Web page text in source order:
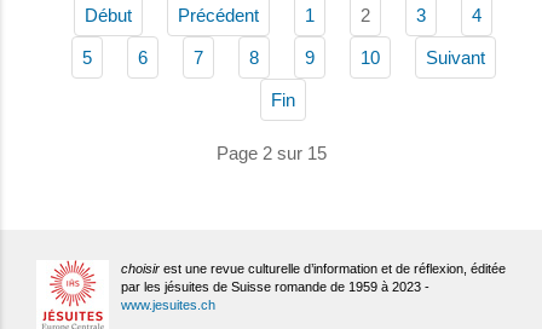
Début Précédent 1 2 3 4
5 6 7 8 9 10 Suivant
Fin
Page 2 sur 15
choisir est une revue culturelle d’information et de réflexion, éditée
par les jésuites de Suisse romande de 1959 à 2023 -
www.jesuites.ch